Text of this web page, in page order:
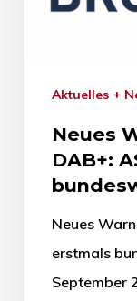
Aktuelles +
Neues
DAB+:
Neues
erstmals
September